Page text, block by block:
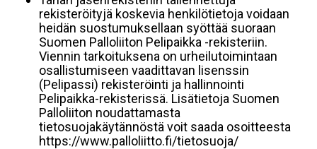
rekisteröityjä koskevia henkilötietoja voidaan
heidän suostumuksellaan syöttää suoraan
Suomen Palloliiton Pelipaikka -rekisteriin.
Viennin tarkoituksena on urheilutoimintaan
osallistumiseen vaadittavan lisenssin
(Pelipassi) rekisteröinti ja hallinnointi
Pelipaikka-rekisterissä. Lisätietoja Suomen
Palloliiton noudattamasta
tietosuojakäytännöstä voit saada osoitteesta
https://www.palloliitto.fi/tietosuoja/